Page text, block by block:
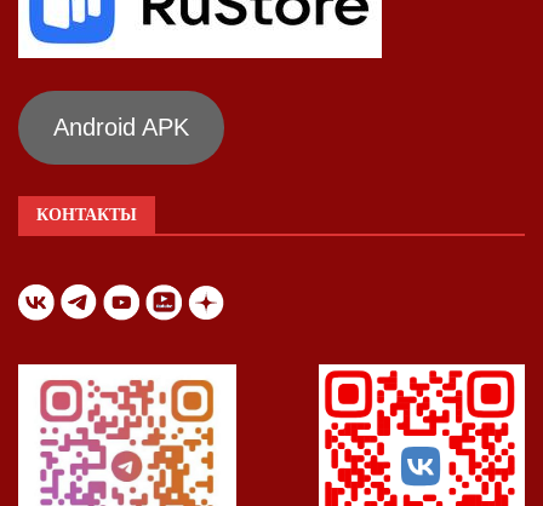
Android APK
КОНТАКТЫ